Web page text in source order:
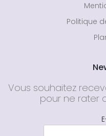
Politique
Vous souhaitez
pour ne rater